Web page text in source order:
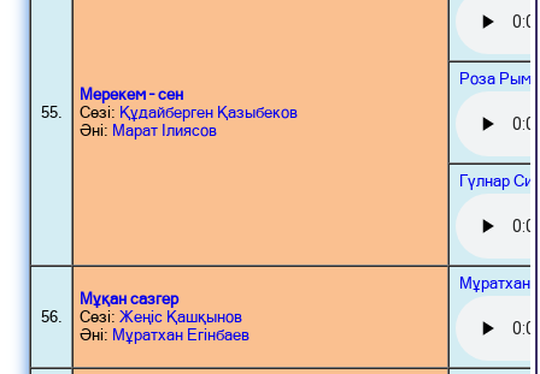
55.
Мерекем – сен
Сөзі: Құдайберген Қазыбеков
Әні: Марат Ілиясов
Роза
Гүлнар
56.
Мұқан сазгер
Сөзі: Жеңіс Қашқынов
Әні: Мұратхан Егінбаев
Мұратхан